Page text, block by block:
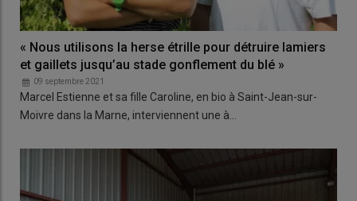
« Nous utilisons la herse étrille pour détruire lamiers
et gaillets jusqu’au stade gonflement du blé »
09 septembre 2021
Marcel Estienne et sa fille Caroline, en bio à Saint-Jean-sur-
Moivre dans la Marne, interviennent une à…